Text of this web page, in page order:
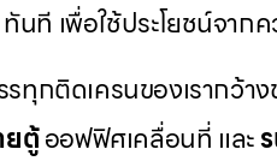
ทันที เพื่อใช้ประโยชน์จาก
ทุกติดเครนของเรากว้า
ยตู้ออฟฟิศเคลื่อนที่ และ